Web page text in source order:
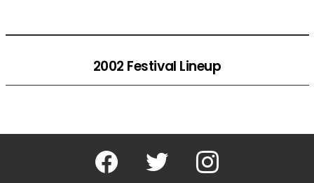
2002 Festival Lineup
Facebook Twitter Instagram